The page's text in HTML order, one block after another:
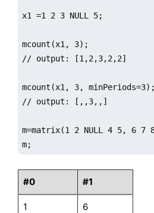
x1 =1 2 3 NULL 5;
mcount(x1, 3);
// output: [1,2,3,2,2]
mcount(x1, 3, minPeriods=3);
// output: [,,3,,]
m=matrix(1 2 NULL 4 5, 6 7
m;
#0 #1
1 6